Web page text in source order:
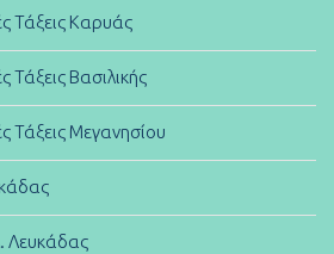
Τάξεις Καρυάς
Τάξεις Βασιλικής
Τάξεις Μεγανησίου
Λευκάδας